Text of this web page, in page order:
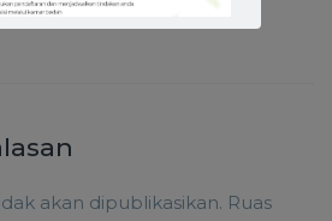
akan dipublikasikan. Ruas